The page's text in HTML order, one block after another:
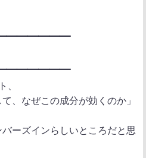
、
、なぜこの成分が効くのか」
ーズインらしいところだと思